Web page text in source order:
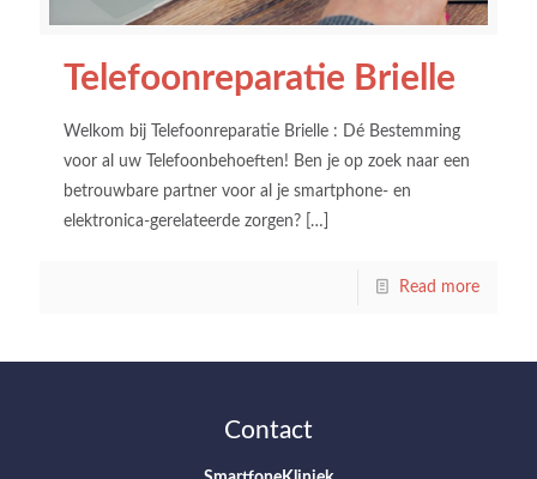
Telefoonreparatie Brielle
Welkom bij Telefoonreparatie Brielle : Dé Bestemming
voor al uw Telefoonbehoeften! Ben je op zoek naar een
betrouwbare partner voor al je smartphone- en
elektronica-gerelateerde zorgen? […]
Read more
Contact